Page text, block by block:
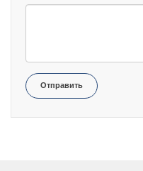
Отправить